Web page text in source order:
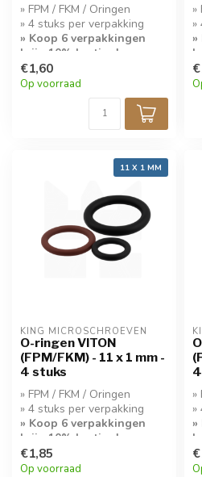
» FPM / FKM / Oringen
» 4 stuks per verpakking
» Koop 6 verpakkingen
krijg 10% korting!
€1,60
Op voorraad
»
»
11 X 1 MM
KING MICROSCHROEVEN
O-ringen VITON
(FPM/FKM) - 11 x 1 mm -
4 stuks
» FPM / FKM / Oringen
» 4 stuks per verpakking
» Koop 6 verpakkingen
krijg 10% korting!
€1,85
Op voorraad
»
»